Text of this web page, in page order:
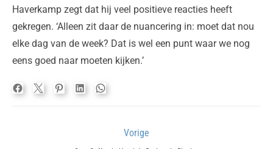
Haverkamp zegt dat hij veel positieve reacties heeft
gekregen. ‘Alleen zit daar de nuancering in: moet dat nou
elke dag van de week? Dat is wel een punt waar we nog
eens goed naar moeten kijken.’
Vorige